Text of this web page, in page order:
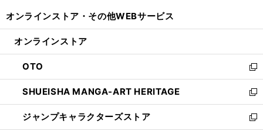
開
ン
ウ
で
開
く
ウ
ン
ド
ウ
で
開
く
オンラインストア・ その他WEBサービス
オンラインストア
OTO
新
し
い
ウ
ィ
ン
SHUEISHA MANGA-ART HERITAGE
新
し
い
ウ
ジャンプキャラクターズストア
新
し